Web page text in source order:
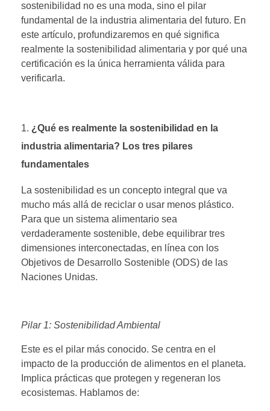
sostenibilidad no es una moda, sino el pilar
fundamental de la industria alimentaria del futuro. En
este artículo, profundizaremos en qué significa
realmente la sostenibilidad alimentaria y por qué una
certificación es la única herramienta válida para
verificarla.
¿Qué es realmente la sostenibilidad en la
industria alimentaria? Los tres pilares
fundamentales
La sostenibilidad es un concepto integral que va
mucho más allá de reciclar o usar menos plástico.
Para que un sistema alimentario sea
verdaderamente sostenible, debe equilibrar tres
dimensiones interconectadas, en línea con los
Objetivos de Desarrollo Sostenible (ODS) de las
Naciones Unidas.
Pilar 1: Sostenibilidad Ambiental
Este es el pilar más conocido. Se centra en el
impacto de la producción de alimentos en el planeta.
Implica prácticas que protegen y regeneran los
ecosistemas. Hablamos de: